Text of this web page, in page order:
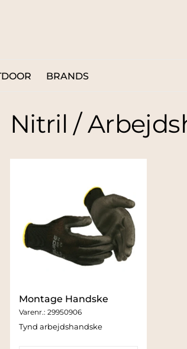
BRANDS
Nitril /
Montage Handske
Varenr.: 29950906
Tynd arbejdshandske